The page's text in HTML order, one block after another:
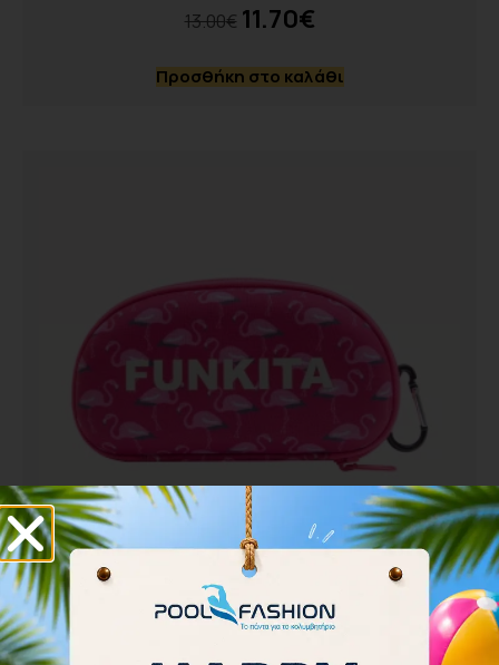
13.00€ 11.70€
Προσθήκη στο καλάθι
Funkita Flaming Go Gos Case Closed Goggle